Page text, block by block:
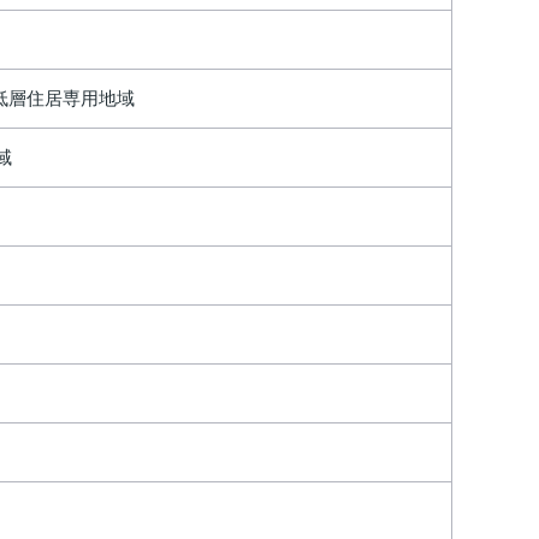
層住居専用地域